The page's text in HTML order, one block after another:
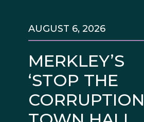
MERKLEY’S
‘STOP THE
CORRUPTION
AUGUST 6, 2026